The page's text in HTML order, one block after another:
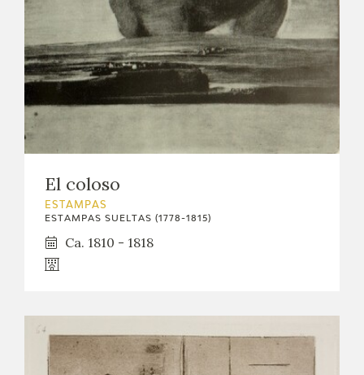
El coloso
ESTAMPAS
ESTAMPAS SUELTAS (1778-1815)
Ca. 1810 - 1818